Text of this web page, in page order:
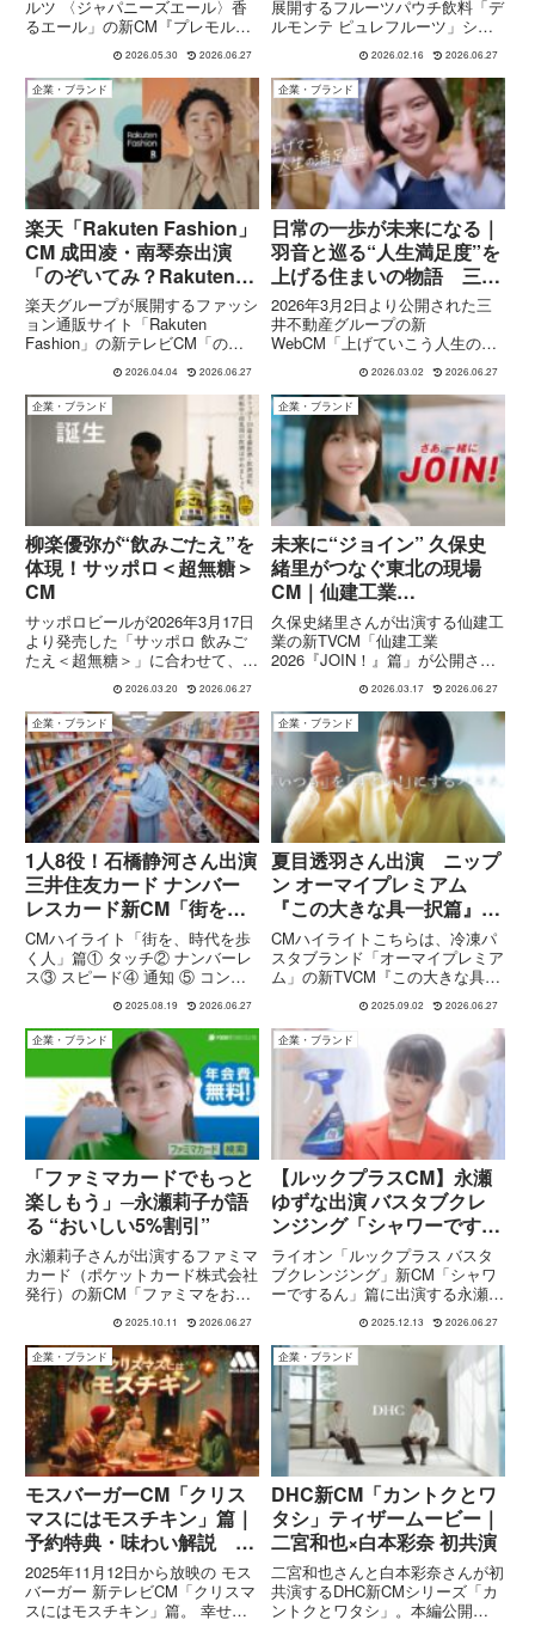
健次郎が出演！『プレモル
子ちゃん・ヒデじい登場』
ルツ 〈ジャパニーズエール〉香
るエール」の新CM『プレモル子
ちゃん・ヒデじい登場』篇が公開
されています。本CMは、「ちび
まる子ちゃん」の登場人物たちが
20年後に“大人になった世界”を実
写で描く人気シリーズ「プレ...
2026.05.30 2026.06.27
た』
展開するフルーツパウチ飲料「デ
ルモンテ ピュレフルーツ」シリ
ーズの新CMが公式YouTubeおよ
びブランドサイトで公開されまし
た。今回公開されたのは、『ピュ
ルピュルのうた』篇と『ピュレフ
ルーツのうた』篇の...
2026.02.16 2026.06.27
企業・ブランド
楽天「Rakuten Fashion」
CM 成田凌・南琴奈出演
「のぞいてみ？Rakuten
Fashion篇」
楽天グループが展開するファッシ
ョン通販サイト「Rakuten
Fashion」の新テレビCM「のぞ
いてみ？Rakuten Fashion篇」
は、2026年4月8日より全国で放
映開始されます。出演は俳優の成
田凌さんと女優の南琴奈さん。
「のぞい...
2026.04.04 2026.06.27
企業・ブランド
日常の一歩が未来になる｜
羽音と巡る“人生満足度”を
上げる住まいの物語 三井
不動産 新CM
2026年3月2日より公開された三
井不動産グループの新
WebCM「上げていこう人生の満
足度。すまいとくらし三井でみつ
けて」は、人生のあらゆる場面に
寄り添う“すみかえ”の価値を提案
する映像です。主人公に俳優の
羽音 さんを迎え、結婚や転勤な
ど...
2026.03.02 2026.06.27
企業・ブランド
柳楽優弥が“飲みごたえ”を
体現！サッポロ＜超無糖＞
CM
サッポロビールが2026年3月17日
より発売した「サッポロ 飲みご
たえ＜超無糖＞」に合わせて、新
TVCM「飲みごたえって何？登場
篇」が公開されました。出演は俳
優の柳楽優弥さん。CMでは、揚
げたてのチキンとともに商品を味
わい、“飲みごたえ”と...
2026.03.20 2026.06.27
企業・ブランド
未来に“ジョイン” 久保史
緒里がつなぐ東北の現場
CM｜仙建工業
2026「JOIN！」篇
久保史緒里さんが出演する仙建工
業の新TVCM「仙建工業
2026『JOIN！』篇」が公開さ
れ、2026年3月23日より東北6県
で放送開始されます。本CMは、
土木・建築・線路の各分野で働く
若手社員のリアルな現場を描きな
がら、建設業の魅力とやりが...
2026.03.17 2026.06.27
企業・ブランド
1人8役！石橋静河さん出演
三井住友カード ナンバー
レスカード新CM「街を、
時代を歩く人」篇
CMハイライト「街を、時代を歩
く人」篇① タッチ② ナンバーレ
ス③ スピード④ 通知 ⑤ コンビ
ニ⑥ 積⽴⑦ 年会費⑧ 飲⾷店
CM「街を、時代を歩く人」篇の
詳細配信・キャスト・テーマ放送
開始日は 2025年7月1日（火）、
全国でオンエア中で...
2025.08.19 2026.06.27
企業・ブランド
夏目透羽さん出演 ニップ
ン オーマイプレミアム
『この大きな具一択篇』
CM
CMハイライトこちらは、冷凍パ
スタブランド「オーマイプレミア
ム」の新TVCM『この大きな具一
択篇』のビジュアルカットです。
具材が大きくて豪快に見える構図
が印象的ですね！CM「この大き
な具一択篇」の詳細タイトル：オ
ーマイプレミアム この大きな...
2025.09.02 2026.06.27
企業・ブランド
「ファミマカードでもっと
楽しもう」─永瀬莉子が語
る “おいしい5%割引”
永瀬莉子さんが出演するファミマ
カード（ポケットカード株式会社
発行）の新CM「ファミマをおい
介。軽快な映像演出や永瀬さんの
自然な笑顔、そして“ファミマで
5％割引”というお得な仕組みの背
景を解説します。
2025.10.11 2026.06.27
企業・ブランド
【ルックプラスCM】永瀬
ゆずな出演 バスタブクレ
ンジング「シャワーでする
ん」篇｜放映開始日・内
容・“バスタブはこすりま
せん”を解説
ライオン「ルックプラス バスタ
ブクレンジング」新CM「シャワ
ーでするん」篇に出演する永瀬ゆ
放映開始、CMの見どころ（実演
シーン）と“60秒後に流すだけ”の
使い方・商品特徴をまとめます。
2025.12.13 2026.06.27
企業・ブランド
モスバーガーCM「クリス
マスにはモスチキン」篇｜
予約特典・味わい解説 歌
/ 上白石萌音
2025年11月12日から放映の モス
バーガー 新テレビCM「クリスマ
スにはモスチキン」篇。 幸せな
企業・ブランド
DHC新CM「カントクとワ
タシ」ティザームービー｜
二宮和也×白本彩奈 初共演
二宮和也さんと白本彩奈さんが初
共演するDHC新CMシリーズ「カ
ントクとワタシ」。本編公開